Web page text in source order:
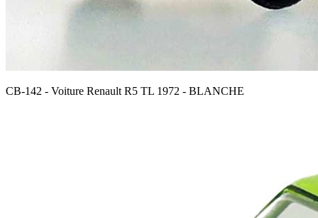
CB-142 - Voiture Renault R5 TL 1972 - BLANCHE